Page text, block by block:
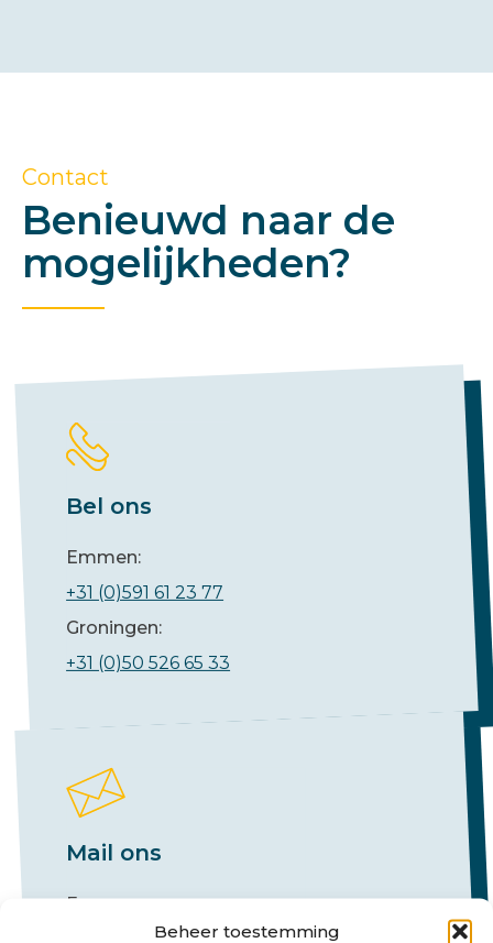
Beheer toestemming
Contact
Benieuwd naar de
mogelijkheden?
Bel ons
Emmen:
+31 (0)591 61 23 77
Groningen:
+31 (0)50 526 65 33
Mail ons
Emmen: